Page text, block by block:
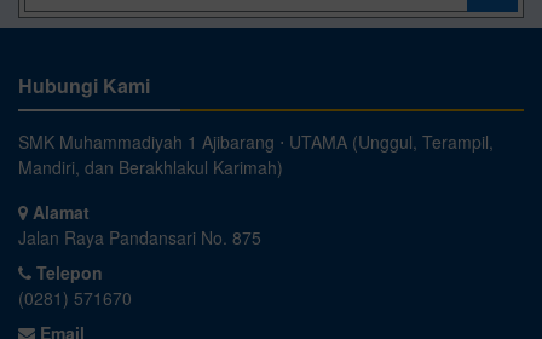
Hubungi Kami
SMK Muhammadiyah 1 Ajibarang ⋅ UTAMA (Unggul, Terampil,
Mandiri, dan Berakhlakul Karimah)
Alamat
Jalan Raya Pandansari No. 875
Telepon
(0281) 571670
Email